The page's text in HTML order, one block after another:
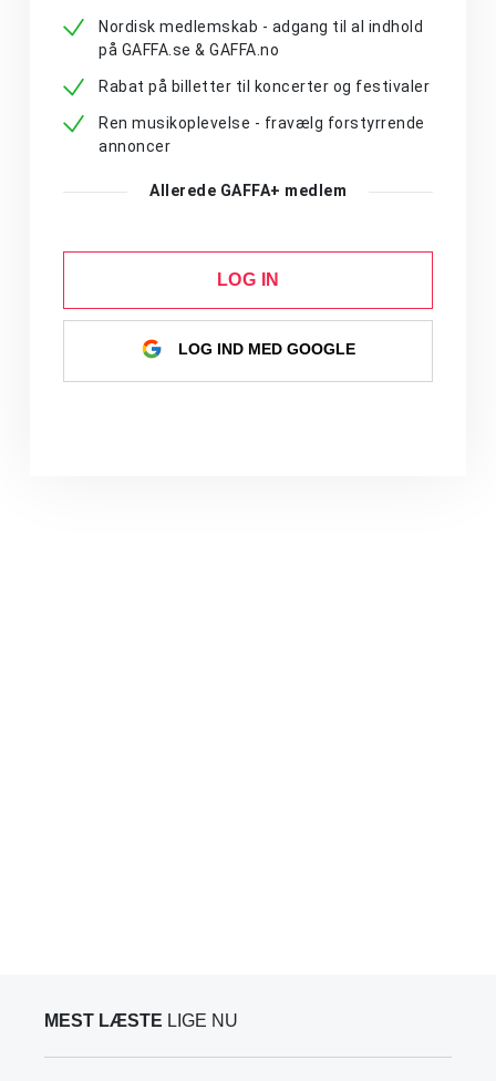
Nordisk medlemskab - adgang til al indhold
på GAFFA.se & GAFFA.no
Rabat på billetter til koncerter og festivaler
Ren musikoplevelse - fravælg forstyrrende
annoncer
Allerede GAFFA+ medlem
LOG IN
LOG IND MED GOOGLE
MEST LÆSTE LIGE NU